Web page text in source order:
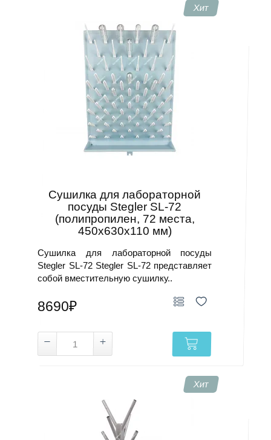
Хит
Сушилка для лабораторной
посуды Stegler SL-72
(полипропилен, 72 места,
450x630x110 мм)
Сушилка для лабораторной посуды
Stegler SL-72 Stegler SL-72 представляет
собой вместительную сушилку..
8690₽
Хит